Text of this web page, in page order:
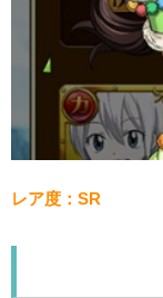
レア度：SR